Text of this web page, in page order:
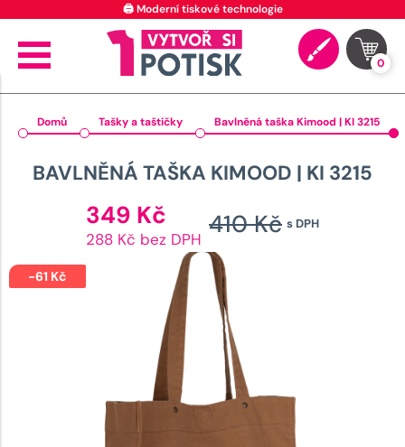
0
Domů Tašky a taštičky Bavlněná taška Kimood | KI 3215
BAVLNĚNÁ TAŠKA KIMOOD | KI 3215
s DPH
410Kč
349 Kč cena
349 Kč.
288 Kč bez DPH
-61 Kč